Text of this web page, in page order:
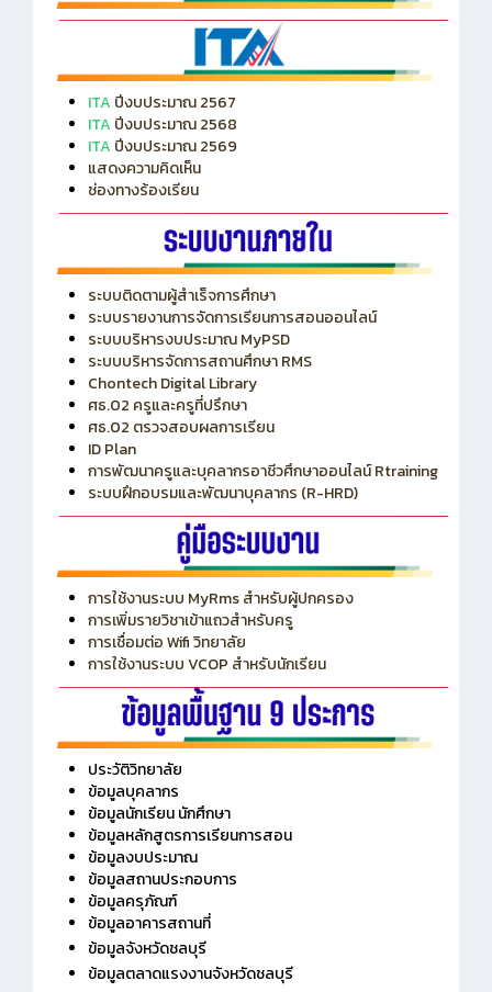
ITA ปีงบประมาณ 2567
ITA ปีงบประมาณ 2568
ITAปีงบประมาณ 2569
แสดงความคิดเห็น
ช่องทางร้องเรียน
ระบบติดตามผู้สำเร็จการศึกษา
ระบบรายงานการจัดการเรียนการสอนออนไลน์
ระบบบริหารงบประมาณ MyPSD
ระบบบริหารจัดการสถานศึกษา RMS
Chontech Digital Library
ศธ.02 ครูและครูที่ปรึกษา
ศธ.02 ตรวจสอบผลการเรียน
ID Plan
การพัฒนาครูและบุคลากรอาชีวศึกษาออนไลน์ Rtraining
ระบบฝึกอบรมและพัฒนาบุคลากร (R-HRD)
การใช้งานระบบ MyRms สำหรับผู้ปกครอง
การเพิ่มรายวิชาเข้าแถวสำหรับครู
การเชื่อมต่อ Wifi วิทยาลัย
การใช้งานระบบ VCOP สำหรับนักเรียน
ประวัติวิทยาลัย
ข้อมูลบุคลากร
ข้อมูลนักเรียน นักศึกษา
ข้อมูลหลักสูตรการเรียนการสอน
ข้อมูลงบประมาณ
ข้อมูลสถานประกอบการ
ข้อมูลครุภัณฑ์
ข้อมูลอาคารสถานที่
ข้อมูลจังหวัดชลบุรี